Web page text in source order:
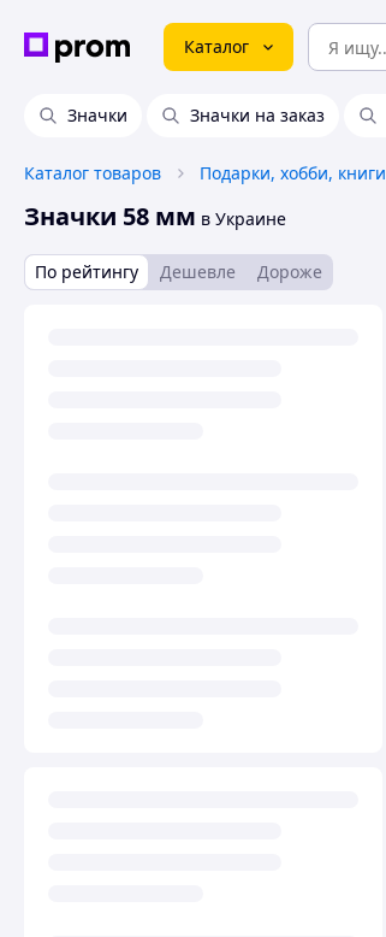
Каталог
Значки Значки на заказ
Каталог товаров Подарки, хобби, книги
Значки 58 мм в Украине
По рейтингу Дешевле Дороже